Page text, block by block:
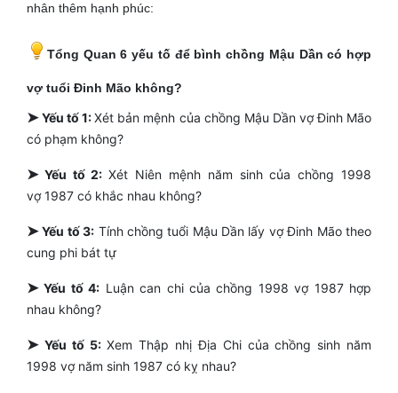
nhân thêm hạnh phúc:
Tổng Quan 6 yếu tố để bình chồng Mậu Dần có hợp
vợ tuổi Đinh Mão không?
➤ Yếu tố 1:Xét bản mệnh của chồng Mậu Dần vợ Đinh Mão
có phạm không?
➤Yếu tố 2:Xét Niên mệnh năm sinh của chồng 1998
vợ 1987 có khắc nhau không?
➤ Yếu tố 3: Tính chồng tuổi Mậu Dần lấy vợ Đinh Mão theo
cung phi bát tự
➤ Yếu tố 4: Luận can chi của chồng 1998 vợ 1987 hợp
nhau không?
➤ Yếu tố 5:Xem Thập nhị Địa Chi của chồng sinh năm
1998 vợ năm sinh 1987 có kỵ nhau?